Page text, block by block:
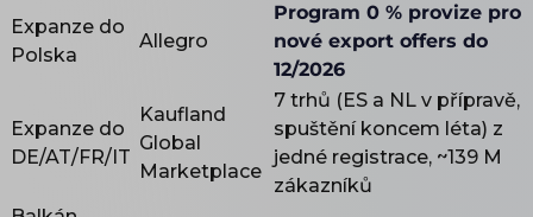
Expanze do
Polska
Allegro
Program 0 % provize pro
nové export offers do
12/2026
Expanze do
DE/AT/FR/IT
Kaufland
Global
Marketplace
7 trhů (ES a NL v přípravě,
spuštění koncem léta) z
jedné registrace, ~139 M
zákazníků